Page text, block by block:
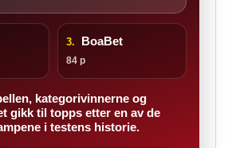
3. BoaBet
84 p
kategorivinnerne og
gikk til topps etter en av de
i testens historie.